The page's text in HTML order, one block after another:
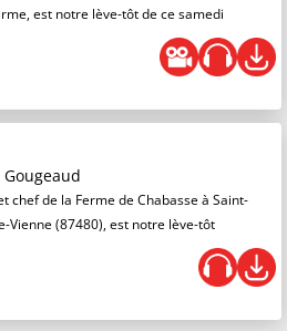
est notre lève-tôt de ce samedi
Gougeaud
chef de la Ferme de Chabasse à Saint-
Vienne (87480), est notre lève-tôt